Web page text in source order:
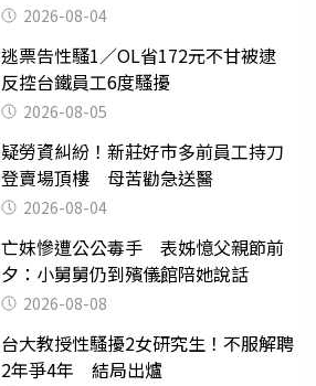
2026-08-04
逃票告性騷1／OL省172元不甘被逮
反控台鐵員工6度騷擾
2026-08-05
疑勞資糾紛！新莊好市多前員工持刀
登賣場頂樓 母苦勸急送醫
2026-08-04
亡妹慘遭公公毒手 表姊憶父親節前
夕：小舅舅仍到殯儀館陪她說話
2026-08-08
台大教授性騷擾2女研究生！不服解聘
2年爭4年 結局出爐